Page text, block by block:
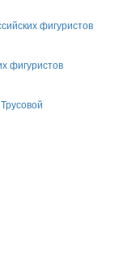
фигуристов
фигуристов